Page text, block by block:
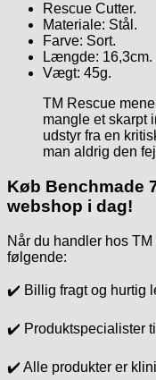
Rescue Cutter.
Materiale: Stål.
Farve: Sort.
Længde: 16,3cm.
Vægt: 45g.
TM Rescue
mangle et skarpt
udstyr fra en
man aldrig den
Køb Benchmade
webshop i dag!
Når du handler hos
følgende:
✔️ Billig fragt og hurtig
✔️ Produktspecialister
✔️ Alle produkter er